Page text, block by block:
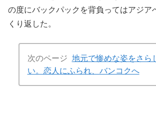
の度にバックパックを背負ってはアジア
くり返した。
次のページ 地元で惨めな姿をさら
い。恋人にふられ、バンコクへ